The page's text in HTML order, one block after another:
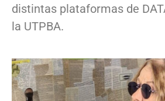
distintas plataformas de
la UTPBA.